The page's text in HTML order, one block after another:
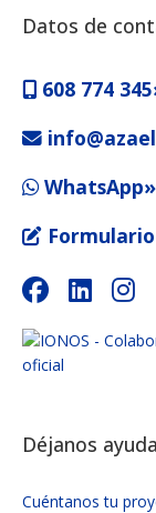
Déjanos
Cuéntanos tu
Datos de
608 774
WhatsApp»